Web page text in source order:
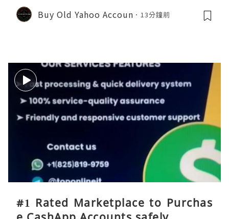
Buy Old Yahoo Accoun 13分鐘前
#1 Rated Marketplace to Purchas